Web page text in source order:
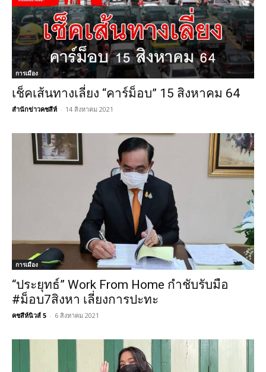
การเมือง
เช็คเส้นทางเลี่ยง “คาร์ม็อบ” 15 สิงหาคม 64
สำนักข่าวคชสีห์ - 14 สิงหาคม 2021
การเมือง
“ประยุทธ์” Work From Home กำชับรับมือ
#ม็อบ7สิงหา เลี่ยงการปะทะ
คชสีห์นิวส์ 5 - 6 สิงหาคม 2021